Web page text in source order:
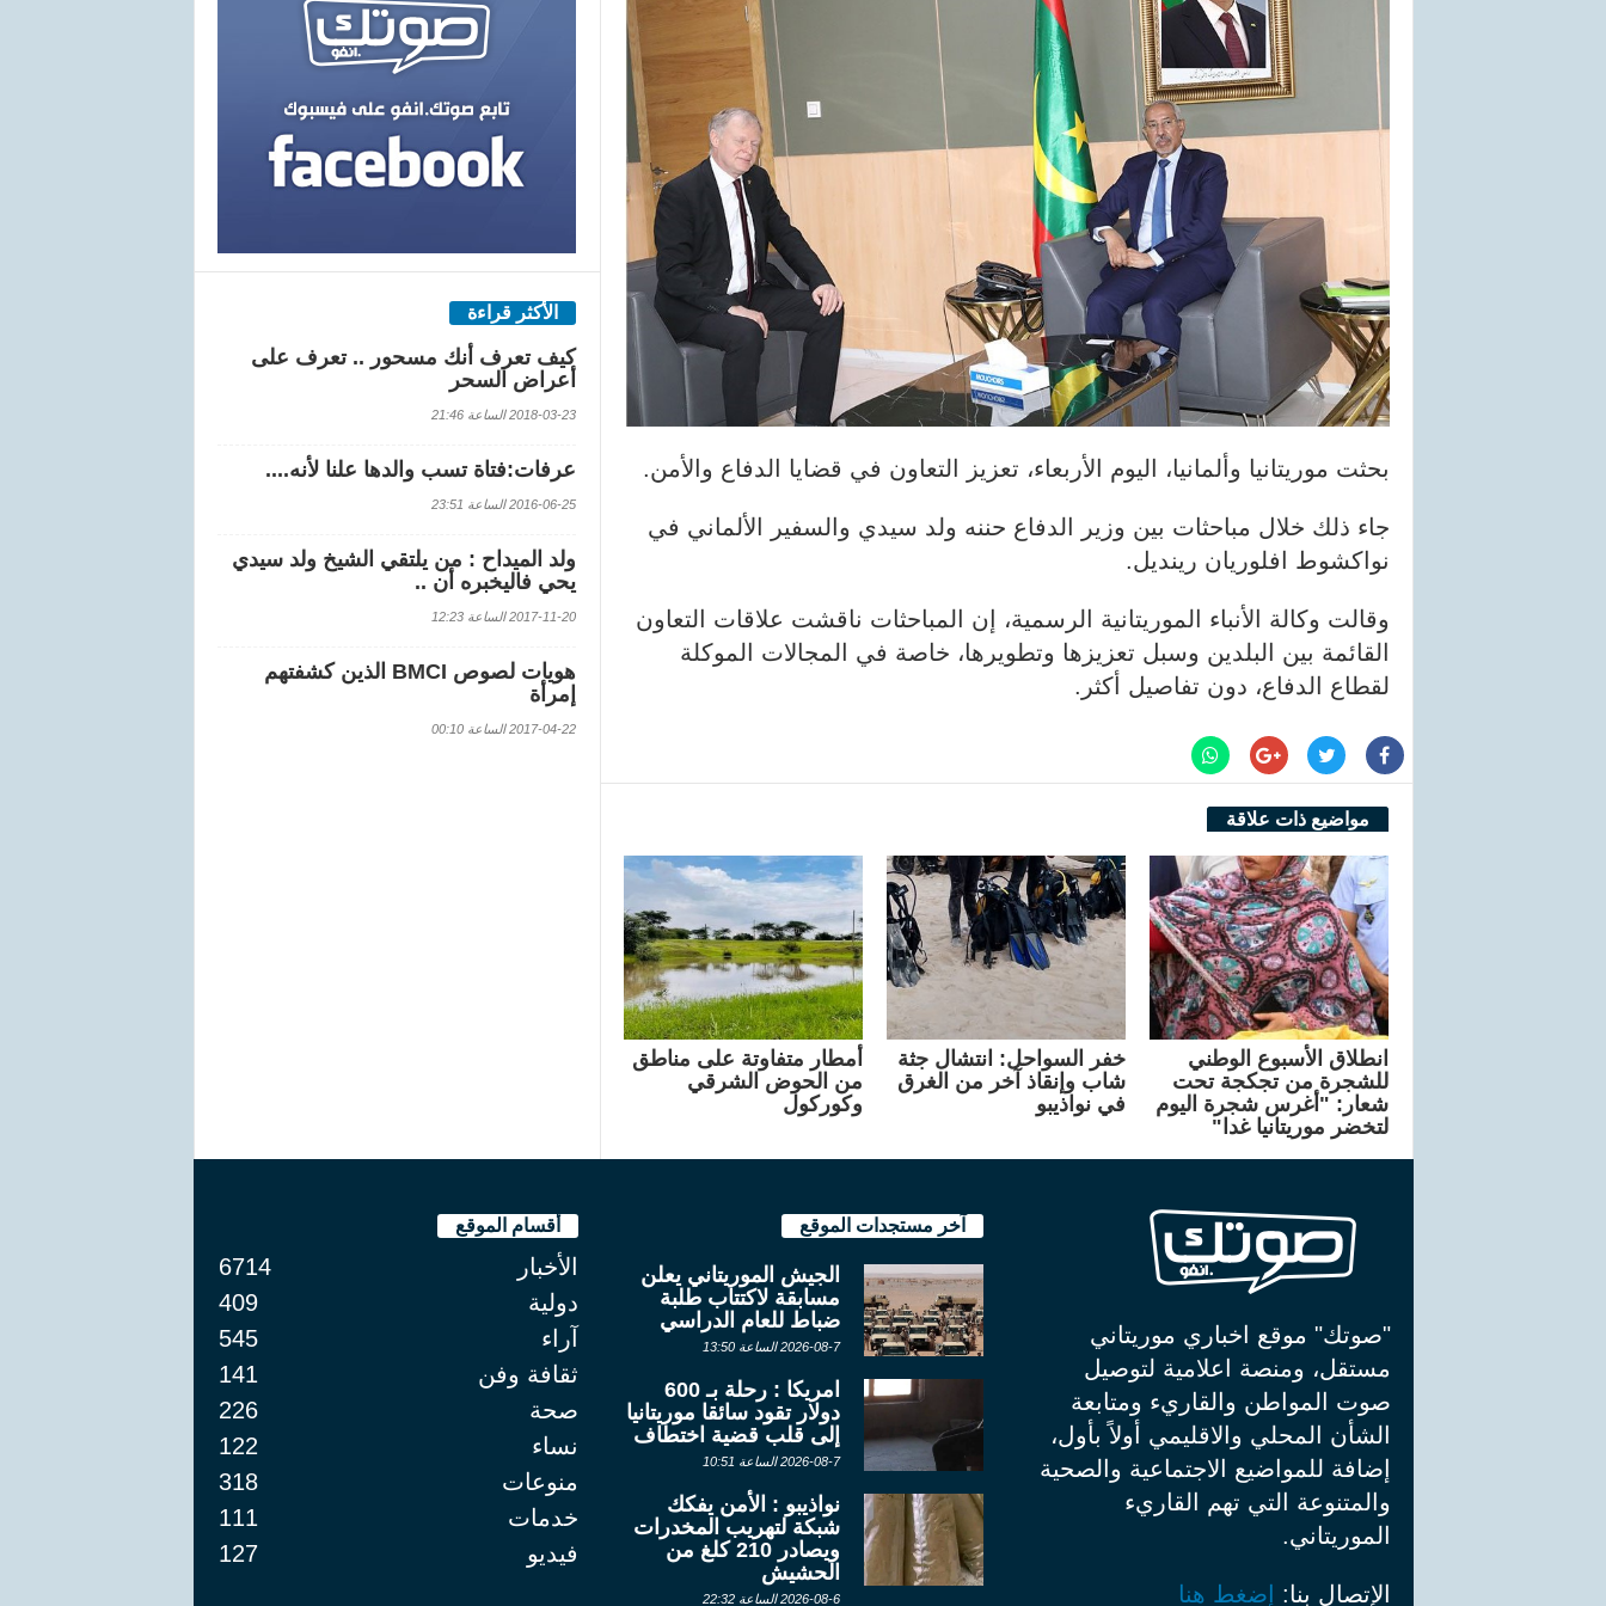
بحثت موريتانيا وألمانيا، اليوم الأربعاء، تعزيز التعاون في قضايا الدفاع والأمن.
جاء ذلك خلال مباحثات بين وزير الدفاع حننه ولد سيدي والسفير الألماني في
نواكشوط افلوريان رينديل.
وقالت وكالة الأنباء الموريتانية الرسمية، إن المباحثات ناقشت علاقات التعاون
القائمة بين البلدين وسبل تعزيزها وتطويرها، خاصة في المجالات الموكلة
لقطاع الدفاع، دون تفاصيل أكثر.
مواضيع ذات علاقة
انطلاق الأسبوع الوطني
للشجرة من تجكجة تحت
شعار: "أغرس شجرة اليوم
لتخضر موريتانيا غدا"
خفر السواحل: انتشال جثة
شاب وإنقاذ آخر من الغرق
في نواذيبو
أمطار متفاوتة على مناطق
من الحوض الشرقي
وكوركول
الأكثر قراءة
كيف تعرف أنك مسحور .. تعرف على
أعراض السحر
2018-03-23 الساعة 21:46
عرفات:فتاة تسب والدها علنا لأنه....
2016-06-25 الساعة 23:51
ولد الميداح : من يلتقي الشيخ ولد سيدي
يحي فاليخبره أن ..
2017-11-20 الساعة 12:23
هويات لصوص BMCI الذين كشفتهم
إمرأة
2017-04-22 الساعة 00:10
"صوتك" موقع اخباري موريتاني
مستقل، ومنصة اعلامية لتوصيل
صوت المواطن والقاريء ومتابعة
الشأن المحلي والاقليمي أولاً بأول،
إضافة للمواضيع الاجتماعية والصحية
والمتنوعة التي تهم القاريء
الموريتاني.
الإتصال بنا: إضغط هنا
آخر مستجدات الموقع
الجيش الموريتاني يعلن
مسابقة لاكتتاب طلبة
ضباط للعام الدراسي
2026-08-7 الساعة 13:50
امريكا : رحلة بـ 600
دولار تقود سائقا موريتانيا
إلى قلب قضية اختطاف
2026-08-7 الساعة 10:51
نواذيبو : الأمن يفكك
شبكة لتهريب المخدرات
ويصادر 210 كلغ من
الحشيش
2026-08-6 الساعة 22:32
أقسام الموقع
الأخبار
6714
دولية
409
آراء
545
ثقافة وفن
141
صحة
226
نساء
122
منوعات
318
خدمات
111
فيديو
127